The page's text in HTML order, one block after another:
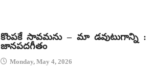
కొంపకే సావమను – మా డవుటుగాన్ని :
జానపదగీతం
Monday, May 4, 2026